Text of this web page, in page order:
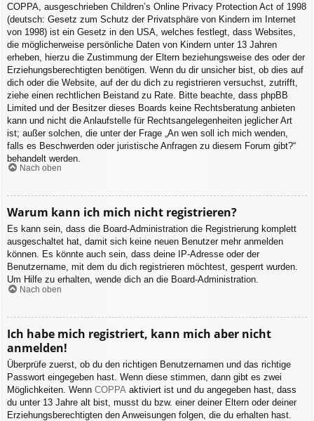
COPPA, ausgeschrieben Children’s Online Privacy Protection Act of 1998
(deutsch: Gesetz zum Schutz der Privatsphäre von Kindern im Internet
von 1998) ist ein Gesetz in den USA, welches festlegt, dass Websites,
die möglicherweise persönliche Daten von Kindern unter 13 Jahren
erheben, hierzu die Zustimmung der Eltern beziehungsweise des oder der
Erziehungsberechtigten benötigen. Wenn du dir unsicher bist, ob dies auf
dich oder die Website, auf der du dich zu registrieren versuchst, zutrifft,
ziehe einen rechtlichen Beistand zu Rate. Bitte beachte, dass phpBB
Limited und der Besitzer dieses Boards keine Rechtsberatung anbieten
kann und nicht die Anlaufstelle für Rechtsangelegenheiten jeglicher Art
ist; außer solchen, die unter der Frage „An wen soll ich mich wenden,
falls es Beschwerden oder juristische Anfragen zu diesem Forum gibt?“
behandelt werden.
Nach oben
Warum kann ich mich nicht registrieren?
Es kann sein, dass die Board-Administration die Registrierung komplett
ausgeschaltet hat, damit sich keine neuen Benutzer mehr anmelden
können. Es könnte auch sein, dass deine IP-Adresse oder der
Benutzername, mit dem du dich registrieren möchtest, gesperrt wurden.
Um Hilfe zu erhalten, wende dich an die Board-Administration.
Nach oben
Ich habe mich registriert, kann mich aber nicht
anmelden!
Überprüfe zuerst, ob du den richtigen Benutzernamen und das richtige
Passwort eingegeben hast. Wenn diese stimmen, dann gibt es zwei
Möglichkeiten. Wenn COPPA aktiviert ist und du angegeben hast, dass
du unter 13 Jahre alt bist, musst du bzw. einer deiner Eltern oder deiner
Erziehungsberechtigten den Anweisungen folgen, die du erhalten hast.